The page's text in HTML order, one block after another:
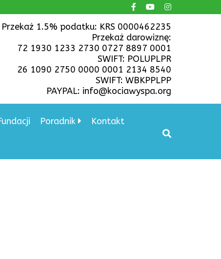
Przekaż 1.5% podatku: KRS 0000462235
Przekaż darowiznę:
72 1930 1233 2730 0727 8897 0001
SWIFT: POLUPLPR
26 1090 2750 0000 0001 2134 8540
SWIFT: WBKPPLPP
PAYPAL: info@kociawyspa.org
Poradnik Kontakt